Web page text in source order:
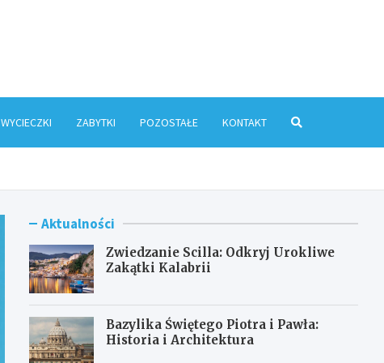
WYCIECZKI ZABYTKI POZOSTAŁE KONTAKT
Aktualności
Zwiedzanie Scilla: Odkryj Urokliwe
Zakątki Kalabrii
Bazylika Świętego Piotra i Pawła:
Historia i Architektura